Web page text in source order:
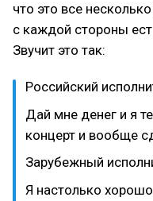
что это все
с каждой стороны
Звучит это так:
Российский
Дай мне денег и я
концерт и вообще
Зарубежный
Я настолько